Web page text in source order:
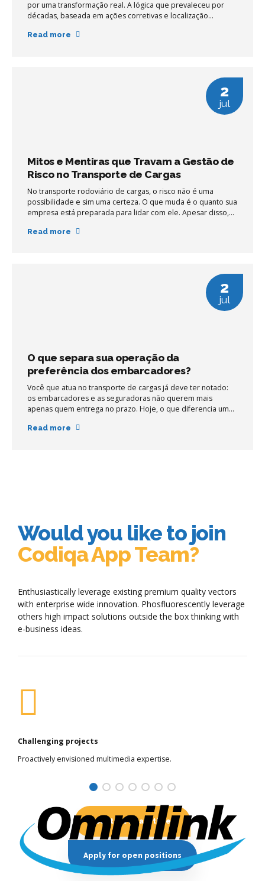
por uma transformação real. A lógica que prevaleceu por
décadas, baseada em ações corretivas e localização
prevenir, antecipar e automatizar.
Read more
2
jul
Mitos e Mentiras que Travam a Gestão de
Risco no Transporte de Cargas
No transporte rodoviário de cargas, o risco não é uma
possibilidade e sim uma certeza. O que muda é o quanto sua
empresa está preparada para lidar com ele. Apesar disso,
tratando a gestão de risco como algo opcional, quase como
Read more
2
jul
O que separa sua operação da
preferência dos embarcadores?
Você que atua no transporte de cargas já deve ter notado:
os embarcadores e as seguradoras não querem mais
apenas quem entrega no prazo. Hoje, o que diferencia uma
evidências confiáveis e reagir rapidamente quando algo
Read more
Would you like to join
Codiqa App Team?
Enthusiastically leverage existing premium quality vectors
with enterprise wide innovation. Phosfluorescently leverage
others high impact solutions outside the box thinking with
e-business ideas.
Challenging projects
Proactively envisioned multimedia expertise.
Contact us anytime
Apply for open positions